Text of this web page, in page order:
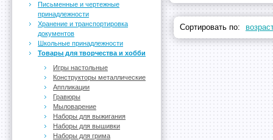
Сортировать по:
Письменные и чертежные
принадлежности
Хранение и транспортировка
документов
Школьные принадлежности
Товары для творчества и хобби
Игры настольные
Конструкторы металлические
Аппликации
Гравюры
Мыловарение
Наборы для выжигания
Наборы для вышивки
Наборы для грима